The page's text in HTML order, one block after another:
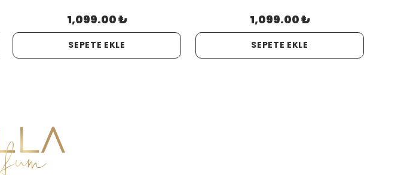
1,099.00 ₺
SEPETE EKLE
1,099.00 ₺
SEPETE EKLE